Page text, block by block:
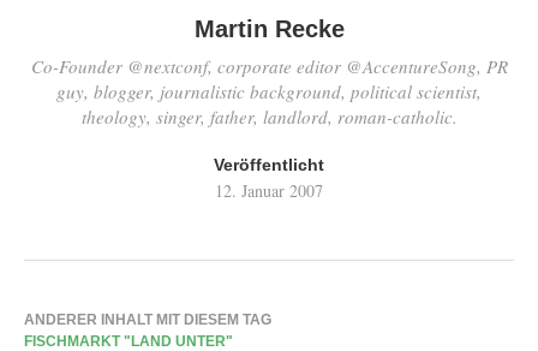
Martin Recke
Co-Founder @nextconf, corporate editor @AccentureSong, PR
guy, blogger, journalistic background, political scientist,
theology, singer, father, landlord, roman-catholic.
Veröffentlicht
12. Januar 2007
ANDERER INHALT MIT DIESEM TAG
FISCHMARKT "LAND UNTER"